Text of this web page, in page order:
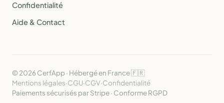
Confidentialité
Aide & Contact
© 2026 CerfApp · Hébergé en France 🇫🇷
Mentions légales·CGU·CGV·Confidentialité
Paiements sécurisés par Stripe · Conforme RGPD